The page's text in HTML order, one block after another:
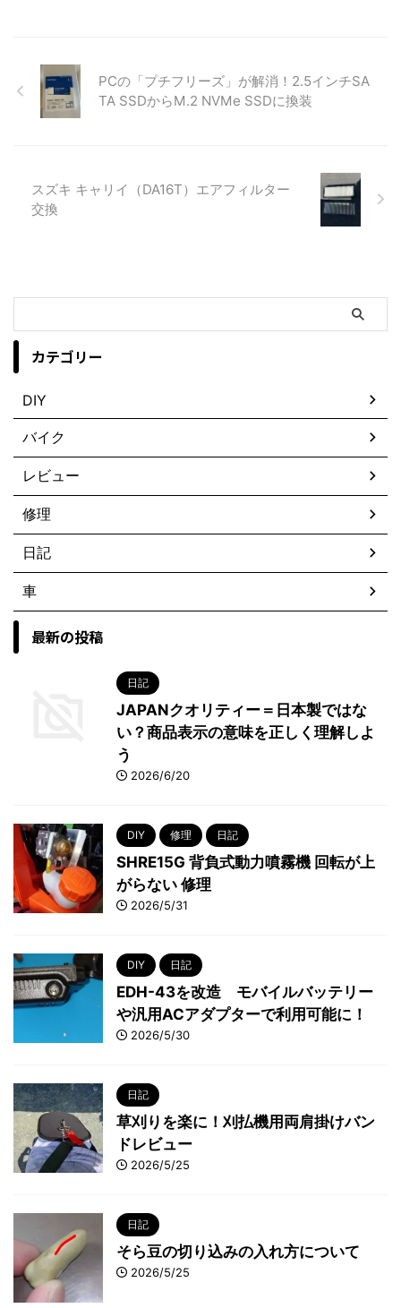
PCの「プチフリーズ」が解消！2.5インチSA
TA SSDからM.2 NVMe SSDに換装
スズキ キャリイ（DA16T）エアフィルター
交換
カテゴリー
DIY
バイク
レビュー
修理
日記
車
最新の投稿
日記
JAPANクオリティー＝日本製ではな
い？商品表示の意味を正しく理解しよ
う
2026/6/20
DIY 修理 日記
SHRE15G 背負式動力噴霧機 回転が上
がらない 修理
2026/5/31
DIY 日記
EDH-43を改造 モバイルバッテリー
や汎用ACアダプターで利用可能に！
2026/5/30
日記
草刈りを楽に！刈払機用両肩掛けバン
ドレビュー
2026/5/25
日記
そら豆の切り込みの入れ方について
2026/5/25